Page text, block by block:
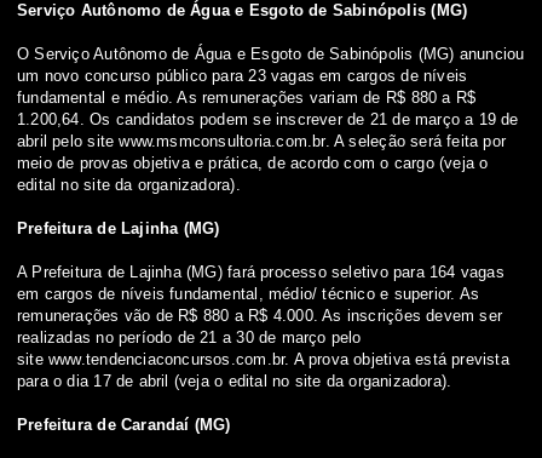
Serviço Autônomo de Água e Esgoto de Sabinópolis (MG)
O Serviço Autônomo de Água e Esgoto de Sabinópolis (MG) anunciou
um novo concurso público para 23 vagas em cargos de níveis
fundamental e médio. As remunerações variam de R$ 880 a R$
1.200,64. Os candidatos podem se inscrever de 21 de março a 19 de
abril pelo sitewww.msmconsultoria.com.br. A seleção será feita por
meio de provas objetiva e prática, de acordo com o cargo (veja o
edital no site da organizadora).
Prefeitura de Lajinha (MG)
A Prefeitura de Lajinha (MG) fará processo seletivo para 164 vagas
em cargos de níveis fundamental, médio/ técnico e superior. As
remunerações vão de R$ 880 a R$ 4.000. As inscrições devem ser
realizadas no período de 21 a 30 de março pelo
sitewww.tendenciaconcursos.com.br. A prova objetiva está prevista
para o dia 17 de abril (veja o edital no site da organizadora).
Prefeitura de Carandaí (MG)